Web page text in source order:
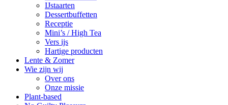
IJstaarten
Dessertbuffetten
Receptie
Mini’s / High Tea
Vers ijs
Hartige producten
Lente & Zomer
Wie zijn wij
Over ons
Onze missie
Plant-based